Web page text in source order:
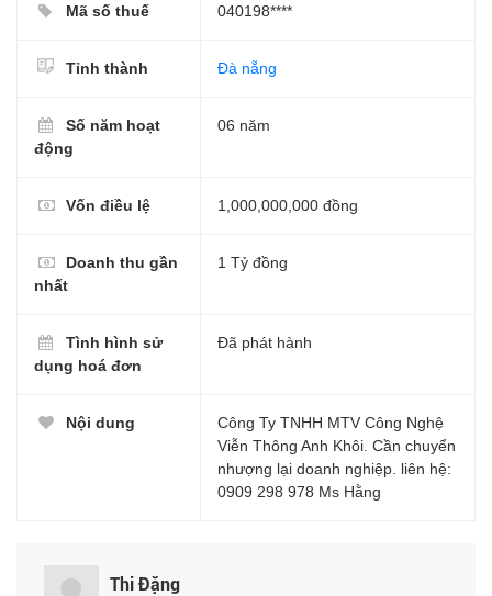
Mã số thuế 040198****
Tỉnh thành Đà nẵng
Số năm hoạt
động
06 năm
Vốn điều lệ 1,000,000,000 đồng
Doanh thu gần
nhất
1 Tỷ đồng
Tình hình sử
dụng hoá đơn
Đã phát hành
Nội dung
Công Ty TNHH MTV Công Nghệ
Viễn Thông Anh Khôi. Cần chuyển
nhượng lại doanh nghiệp. liên hệ:
0909 298 978 Ms Hằng
Thi Đặng